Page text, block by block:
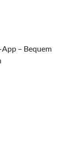
– Bequem